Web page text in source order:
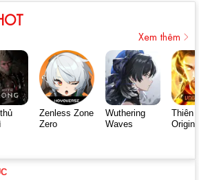
Xem thêm
Zenless Zone
Zero
Wuthering
Waves
Thiên
Origin